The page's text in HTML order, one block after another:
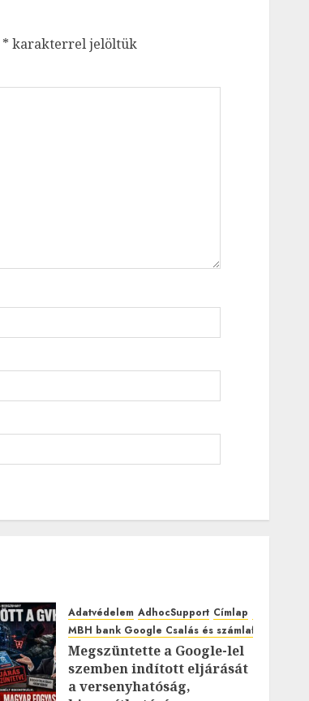
* karakterrel jelöltük
Adatvédelem AdhocSupport Címlap
MBH bank Google Csalás és számlafeltörés
Megszüntette a Google-lel
szemben indított eljárását
a versenyhatóság,